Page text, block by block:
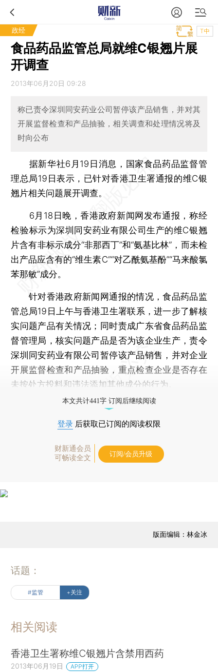
政经 T中
食品药品监管总局就维C银翘片展
开调查
2013年06月20日 09:28
称已责令深圳同安药业公司暂停该产品销售，并对其
开展监督检查和产品抽验，相关调查和处理情况将及
时向公布
据新华社6月19日消息，国家食品药品监督管
理总局19日表示，已针对香港卫生署通报的维C银
翘片相关问题展开调查。
6月18日晚，香港政府新闻网发布通报，称经
检验标示为深圳同安药业有限公司生产的维C银翘
片含有非标示成分“非那西丁”和“氨基比林”，而未检
出产品应含有的“维生素C”“对乙酰氨基酚”“马来酸氯
苯那敏”成分。
针对香港政府新闻网通报的情况，食品药品监
管总局19日上午与香港卫生署联系，进一步了解核
实问题产品有关情况；同时责成广东省食品药品监
督管理局，核实问题产品是否为该企业生产，责令
深圳同安药业有限公司暂停该产品销售，并对企业
开展监督检查和产品抽验，重点检查企业是否存在
未按处方投料和违法添加其他成分的行为。
本文共计441字 订阅后继续阅读
登录 后获取已订阅的阅读权限
财新通会员
可畅读全文
订阅/会员升级
版面编辑：林金冰
话题：
#监管 +关注
相关阅读
香港卫生署称维C银翘片含禁用西药
2013年06月19日 APP打开